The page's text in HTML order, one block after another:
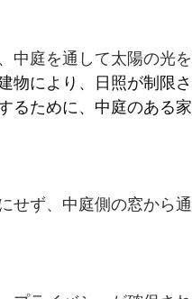
中庭を通して太陽の光
物により、日照が制限
るために、中庭のある
せず、中庭側の窓から